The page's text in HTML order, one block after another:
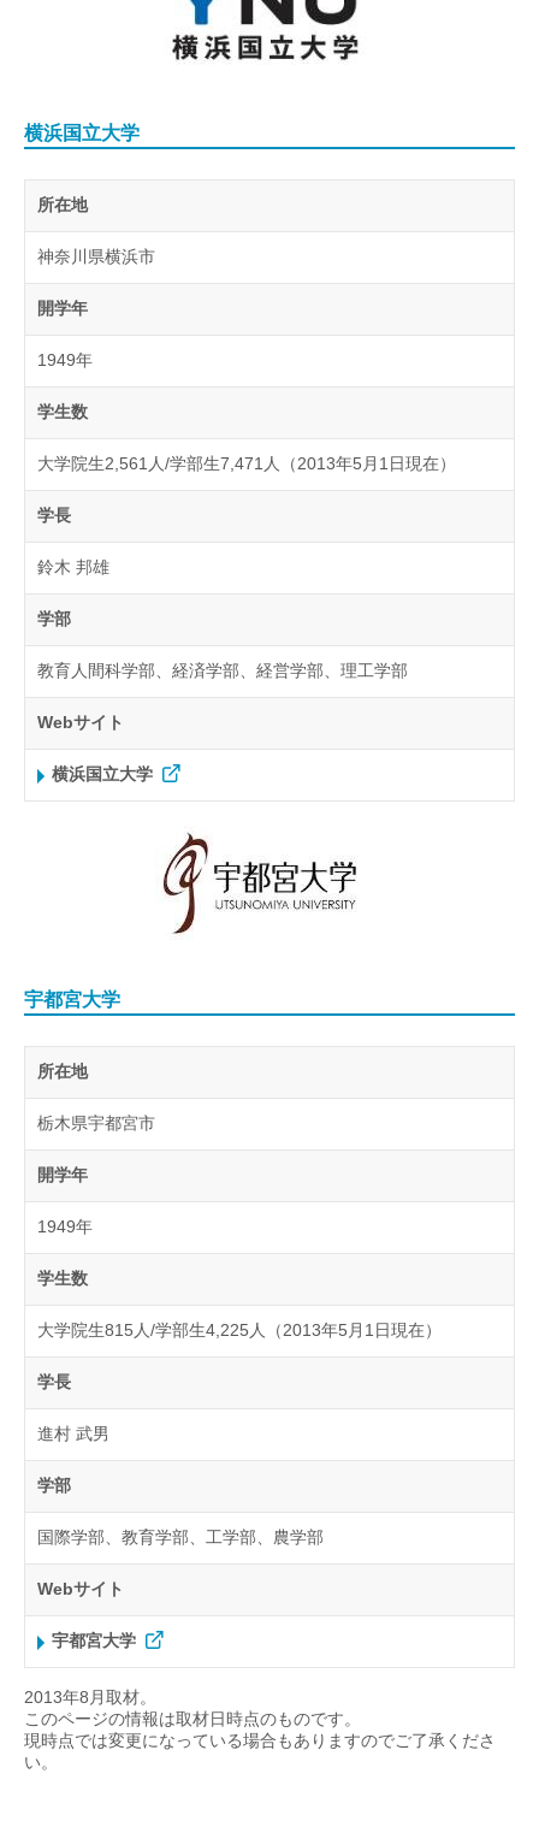
横浜国立大学
所在地
神奈川県横浜市
開学年
1949年
学生数
大学院生2,561人/学部生7,471人（2013年5月1日現在）
学長
鈴木 邦雄
学部
教育人間科学部、経済学部、経営学部、理工学部
Webサイト
横浜国立大学
宇都宮大学
所在地
栃木県宇都宮市
開学年
1949年
学生数
大学院生815人/学部生4,225人（2013年5月1日現在）
学長
進村 武男
学部
国際学部、教育学部、工学部、農学部
Webサイト
宇都宮大学
2013年8月取材。
このページの情報は取材日時点のものです。
現時点では変更になっている場合もありますのでご了承くださ
い。